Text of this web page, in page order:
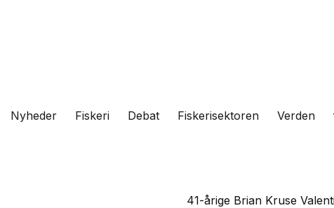
Nyheder Fiskeri Debat Fiskerisektoren Verden
41-årige Brian Kruse